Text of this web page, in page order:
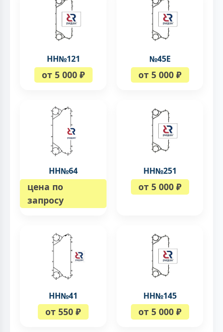
НН№121
от 5 000 ₽
№45Е
от 5 000 ₽
НН№64
цена по
запросу
НН№251
от 5 000 ₽
НН№41
от 550 ₽
НН№145
от 5 000 ₽